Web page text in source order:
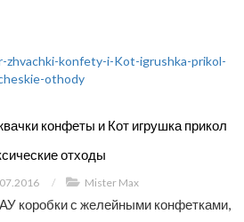
конфеты и Кот игрушка прикол
отходы
/ Mister Max
коробки с желейными конфетками,